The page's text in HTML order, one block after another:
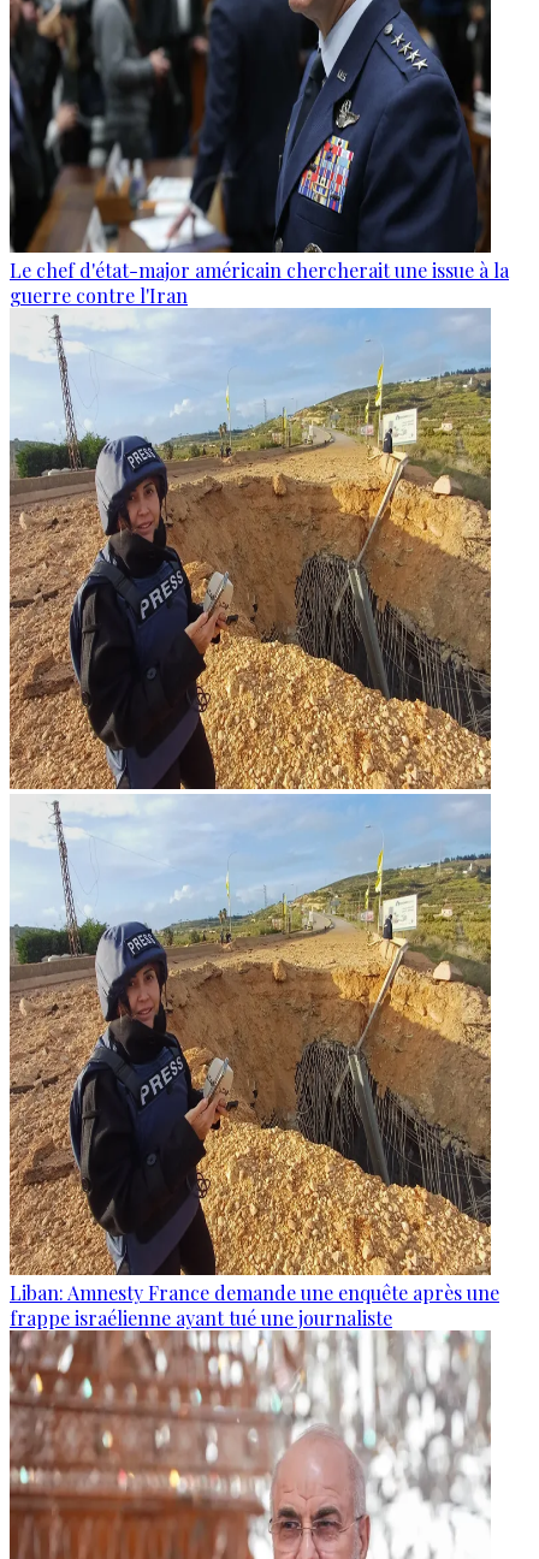
Le chef d'état-major américain chercherait une issue à la
guerre contre l'Iran
Liban: Amnesty France demande une enquête après une
frappe israélienne ayant tué une journaliste